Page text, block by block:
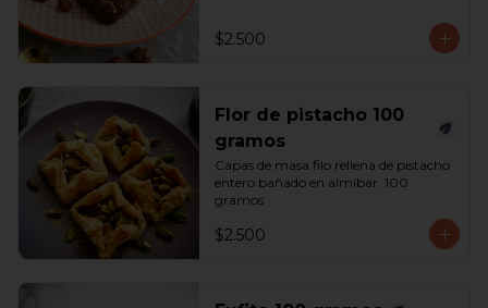
$2.500
Flor de pistacho 100
gramos
Capas de masa filo rellena de pistacho
entero bañado en almíbar. 100
gramos
$2.500